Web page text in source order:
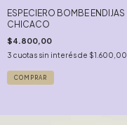
ESPECIERO BOMBE ENDIJAS
CHICACO
$4.800,00
3 cuotas sin interés de $1.600,00